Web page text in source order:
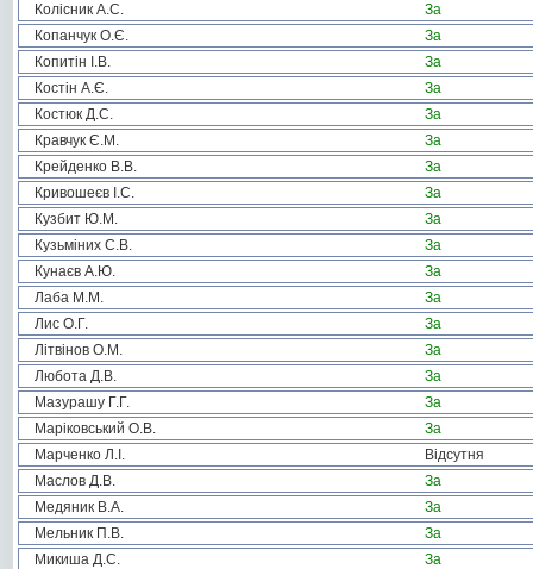
Колісник А.С.
За
Копанчук О.Є.
За
Копитін І.В.
За
Костін А.Є.
За
Костюк Д.С.
За
Кравчук Є.М.
За
Крейденко В.В.
За
Кривошеєв І.С.
За
Кузбит Ю.М.
За
Кузьміних С.В.
За
Кунаєв А.Ю.
За
Лаба М.М.
За
Лис О.Г.
За
Літвінов О.М.
За
Любота Д.В.
За
Мазурашу Г.Г.
За
Маріковський О.В.
За
Марченко Л.І.
Відсутня
Маслов Д.В.
За
Медяник В.А.
За
Мельник П.В.
За
Микиша Д.С.
За